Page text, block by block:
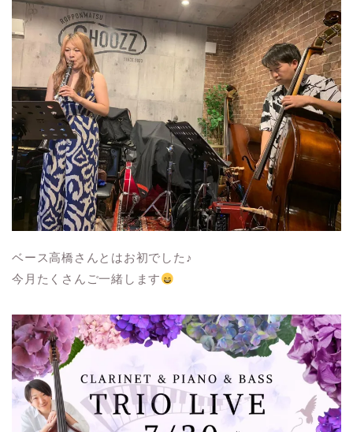
ベース高橋さんとはお初でした♪
今月たくさんご一緒します